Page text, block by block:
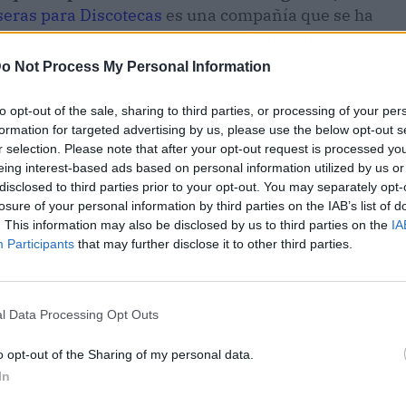
Not Process My Personal Information
opt-out of the sale, sharing to third parties, or processing of your
for targeted advertising by us, please use the below opt-out
selection. Please note that after your opt-out request is processed
interest-based ads based on personal information utilized by us
to third parties prior to your opt-out. You may separately
of your personal information by third parties on the IAB’s list of
This information may also be disclosed by us to third parties on the
Participants that may further disclose it to other third parties.
Data Processing Opt Outs
opt-out of the Sharing of my personal data.
para Discotecas es una compañía que se ha
fabricación y personalización de pulseras para
demarketing, etc.
la década de los 80 y 90, siendo utilizadas
a eventos diversos, comúnmente
pulseras de silicona está volviendo a ser
conciertos y en muchas otras